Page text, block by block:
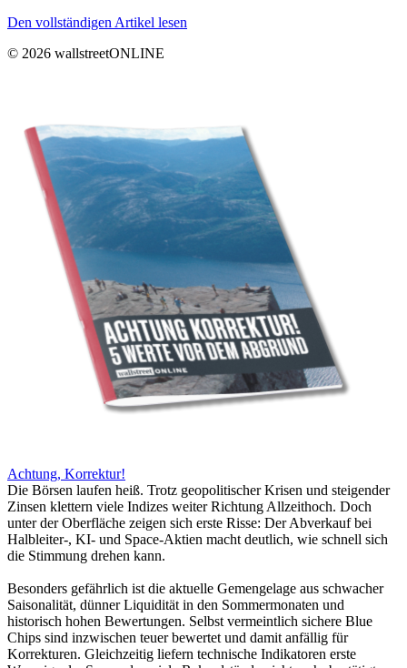
Den vollständigen Artikel lesen
© 2026 wallstreetONLINE
Achtung, Korrektur!
Die Börsen laufen heiß. Trotz geopolitischer Krisen und steigender
Zinsen klettern viele Indizes weiter Richtung Allzeithoch. Doch
unter der Oberfläche zeigen sich erste Risse: Der Abverkauf bei
Halbleiter-, KI- und Space-Aktien macht deutlich, wie schnell sich
die Stimmung drehen kann.
Besonders gefährlich ist die aktuelle Gemengelage aus schwacher
Saisonalität, dünner Liquidität in den Sommermonaten und
historisch hohen Bewertungen. Selbst vermeintlich sichere Blue
Chips sind inzwischen teuer bewertet und damit anfällig für
Korrekturen. Gleichzeitig liefern technische Indikatoren erste